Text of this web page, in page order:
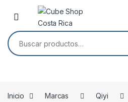
Skip to navigation
Skip to content
Buscar por:
Inicio Marcas Qiyi